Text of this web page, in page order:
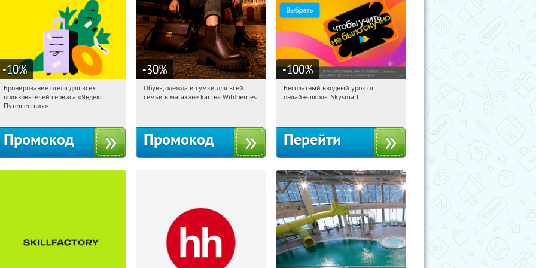
-10%
23:32:44
Получи первым!
Россия
Бронирование отеля для всех
пользователей сервиса «Яндекс
Путешествия»
Промокод
-30%
23:32:44 Получили:
Обувь, одежда и сумки для всей
семьи в магазине kari на Wildberries
Промокод
-100%
23:32:44
Получи первым!
Бесплатный вводный урок от
онлайн-школы Skysmart
Перейти